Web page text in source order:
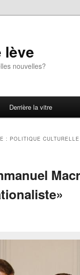
lève
nouvelles?
Derrière la vitre
: POLITIQUE CULTURELLE